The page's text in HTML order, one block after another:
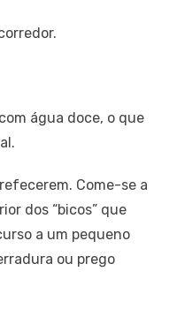
água doce, o que
Come-se a
dos “bicos” que
a um pequeno
ou prego